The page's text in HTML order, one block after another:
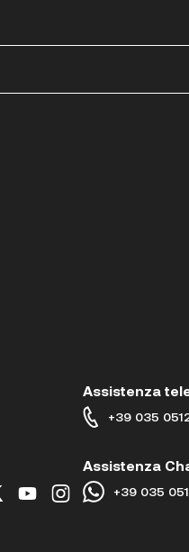
Assistenza
+39 035
Assistenza
+39 035